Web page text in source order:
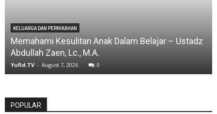
KELUARGA DAN PERNIKAHAN
Memahami Kesulitan Anak Dalam Belajar – Ustadz
Abdullah Zaen, Lc., M.A.
Yufid.TV - August 7, 2026 0
POPULAR